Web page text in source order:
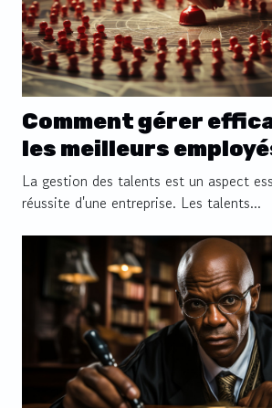
Comment gérer
les meilleurs
de votre entreprise ?
La gestion des talents est un aspect
réussite d'une entreprise. Les talents...